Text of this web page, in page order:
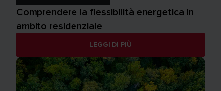
Comprendere la flessibilità energetica in
ambito residenziale
LEGGI DI PIÙ